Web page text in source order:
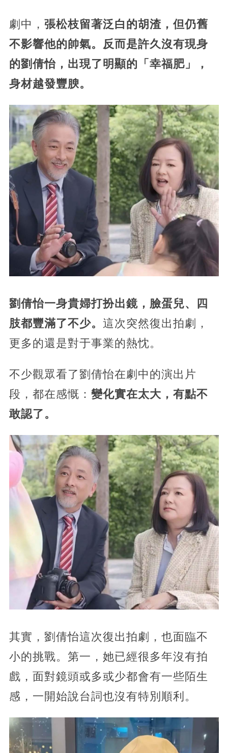
劇中， 張松枝留著泛白的胡渣， 但仍舊
不影響他的帥氣。反而是許久沒有現身
的劉倩怡，出現了明顯的「幸福肥」，
身材越發豐腴。
劉倩怡一身貴婦打扮出鏡，臉蛋兒、四
肢都豐滿了不少。 這次突然復出拍劇，
更多的還是對于事業的熱忱。
不少觀眾看了劉倩怡在劇中的演出片
段，都在感慨： 變化實在太大，有點不
敢認了。
其實，劉倩怡這次復出拍劇，也面臨不
小的挑戰。第一，她已經很多年沒有拍
戲，面對鏡頭或多或少都會有一些陌生
感，一開始說台詞也沒有特別順利。